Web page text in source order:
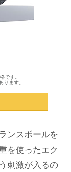
す。
ます。
ンスボールを
を使ったエク
刺激が入るの